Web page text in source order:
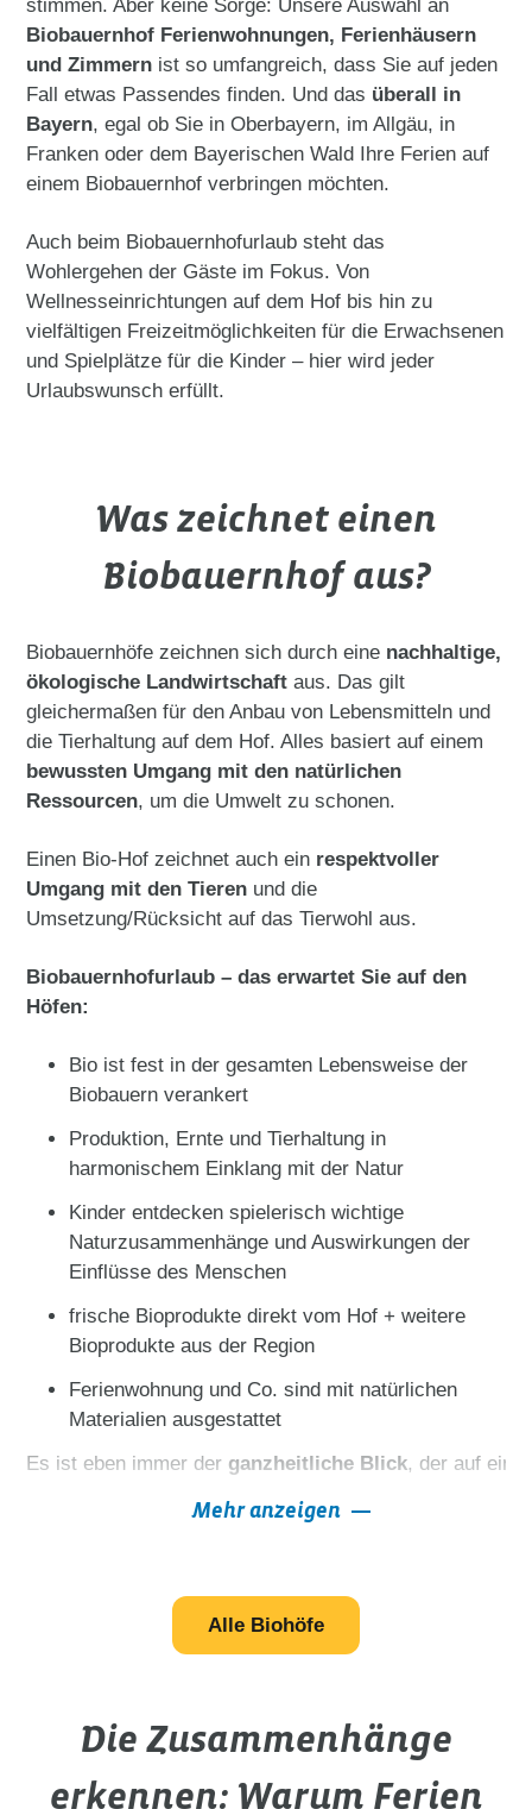
stimmen. Aber keine Sorge: Unsere Auswahl an
Biobauernhof Ferienwohnungen, Ferienhäusern
und Zimmern ist so umfangreich, dass Sie auf jeden
Fall etwas Passendes finden. Und das überall in
Bayern, egal ob Sie in Oberbayern, im Allgäu, in
Franken oder dem Bayerischen Wald Ihre Ferien auf
einem Biobauernhof verbringen möchten.
Auch beim Biobauernhofurlaub steht das
Wohlergehen der Gäste im Fokus. Von
Wellnesseinrichtungen auf dem Hof bis hin zu
vielfältigen Freizeitmöglichkeiten für die Erwachsenen
und Spielplätze für die Kinder – hier wird jeder
Urlaubswunsch erfüllt.
Was zeichnet einen
Biobauernhof aus?
Biobauernhöfe zeichnen sich durch eine nachhaltige,
ökologische Landwirtschaft aus. Das gilt
gleichermaßen für den Anbau von Lebensmitteln und
die Tierhaltung auf dem Hof. Alles basiert auf einem
bewussten Umgang mit den natürlichen
Ressourcen, um die Umwelt zu schonen.
Einen Bio-Hof zeichnet auch ein respektvoller
Umgang mit den Tieren und die
Umsetzung/Rücksicht auf das Tierwohl aus.
Biobauernhofurlaub – das erwartet Sie auf den
Höfen:
Bio ist fest in der gesamten Lebensweise der
Biobauern verankert
Produktion, Ernte und Tierhaltung in
harmonischem Einklang mit der Natur
Kinder entdecken spielerisch wichtige
Naturzusammenhänge und Auswirkungen der
Einflüsse des Menschen
frische Bioprodukte direkt vom Hof + weitere
Bioprodukte aus der Region
Ferienwohnung und Co. sind mit natürlichen
Materialien ausgestattet
Es ist eben immer der ganzheitliche Blick, der auf
chemische Spritz- und Düngemittel
chemische Schädlingsbekämpfungsmittel
künstliche Geschmacksverstärker, Farbstoffe,
Mehr anzeigen
Alle Biohöfe
Die Zusammenhänge
erkennen: Warum Ferien